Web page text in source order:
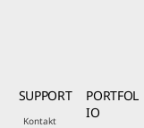
SUPPORT
Kontakt
PORTFOL
IO